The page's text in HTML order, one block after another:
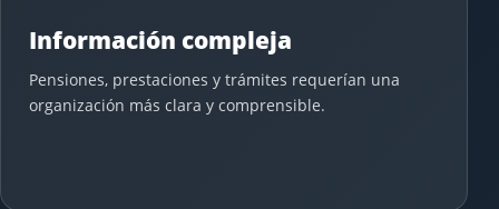
Información compleja
Pensiones, prestaciones y trámites requerían una
organización más clara y comprensible.